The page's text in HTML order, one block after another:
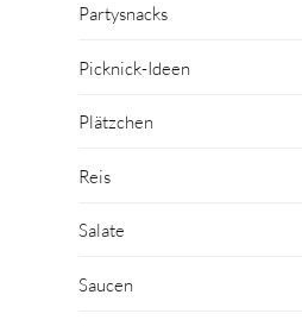
Partysnacks
Picknick-Ideen
Plätzchen
Reis
Salate
Saucen